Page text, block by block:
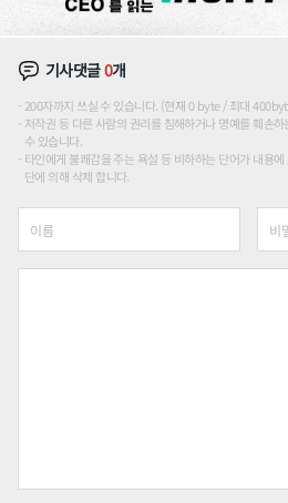
기사댓글0개
200자까지 쓰실 수 있습니다. (현재 0 byte / 최대
저작권 등 다른 사람의 권리를 침해하거나 명예를 훼손
수 있습니다.
타인에게 불쾌감을 주는 욕설 등 비하하는 단어가 내용
단에 의해 삭제 합니다.